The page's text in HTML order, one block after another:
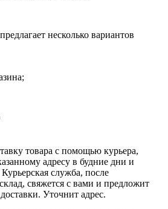
несколько вариантов
товара с помощью курьера,
адресу в будние дни и
служба, после
свяжется с вами и предложит
Уточнит адрес.